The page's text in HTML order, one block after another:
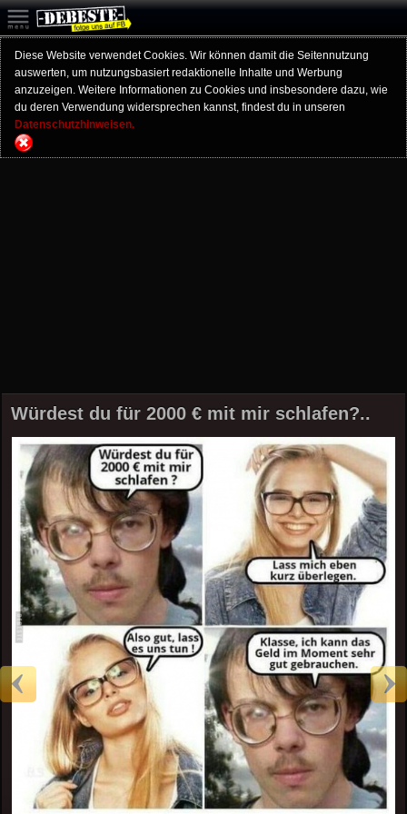
Diese Website verwendet Cookies. Wir können damit die Seitennutzung
auswerten, um nutzungsbasiert redaktionelle Inhalte und Werbung
anzuzeigen. Weitere Informationen zu Cookies und insbesondere dazu, wie
du deren Verwendung widersprechen kannst, findest du in unseren
Datenschutzhinweisen.
Würdest du für 2000 € mit mir schlafen?..